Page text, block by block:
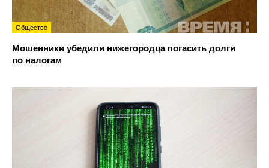
Общество
Мошенники убедили нижегородца погасить долги
по налогам